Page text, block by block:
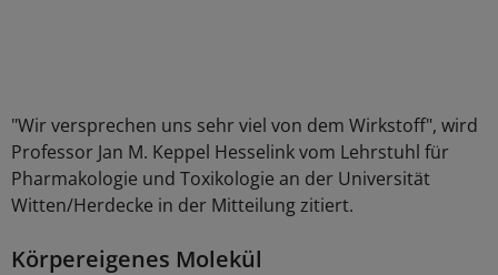
"Wir versprechen uns sehr viel von dem Wirkstoff", wird
Professor Jan M. Keppel Hesselink vom Lehrstuhl für
Pharmakologie und Toxikologie an der Universität
Witten/Herdecke in der Mitteilung zitiert.
Körpereigenes Molekül